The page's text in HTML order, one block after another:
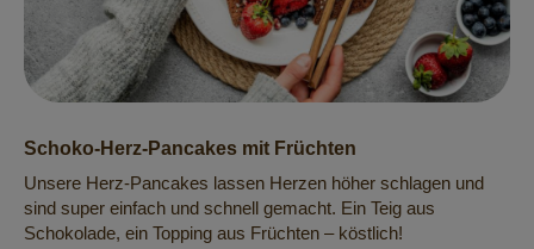
Schoko-Herz-Pancakes mit Früchten
Unsere Herz-Pancakes lassen Herzen höher schlagen und
sind super einfach und schnell gemacht. Ein Teig aus
Schokolade, ein Topping aus Früchten – köstlich!